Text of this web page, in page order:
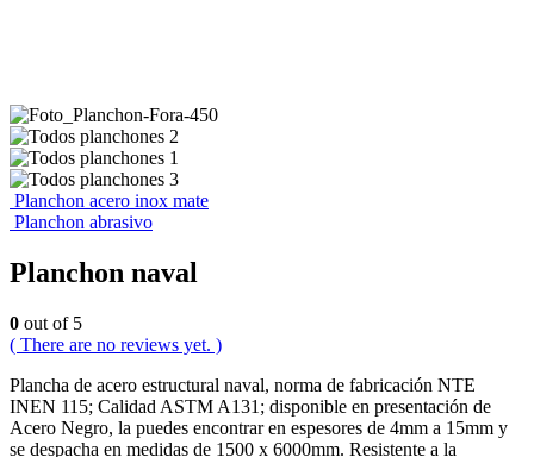
Planchon acero inox mate
Planchon abrasivo
Planchon naval
0 out of 5
( There are no reviews yet. )
Plancha de acero estructural naval, norma de fabricación NTE
INEN 115; Calidad ASTM A131; disponible en presentación de
Acero Negro, la puedes encontrar en espesores de 4mm a 15mm y
se despacha en medidas de 1500 x 6000mm. Resistente a la